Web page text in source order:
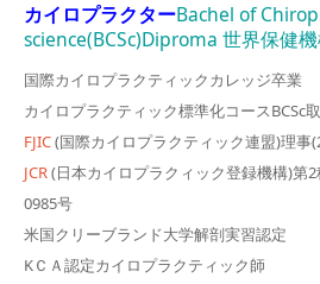
カイロプラクターBachel of
science(BCSc)Diproma 世界保健
国際カイロプラクティックカレッジ卒業
カイロプラクティック標準化コースBCSc
FJIC(国際カイロプラクティック連盟)理事
JCR(日本カイロプラクィック登録機構)第
0985号
米国クリーブランド大学解剖実習認定
KＣＡ認定カイロプラクティック師